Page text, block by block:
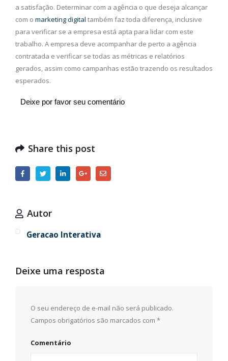
a satisfação. Determinar com a agência o que deseja alcançar
com o marketing digital também faz toda diferença, inclusive
para verificar se a empresa está apta para lidar com este
trabalho. A empresa deve acompanhar de perto a agência
contratada e verificar se todas as métricas e relatórios
gerados, assim como campanhas estão trazendo os resultados
esperados.
Deixe por favor seu comentário
Share this post
Autor
Geracao Interativa
Deixe uma resposta
O seu endereço de e-mail não será publicado.
Campos obrigatórios são marcados com *
Comentário